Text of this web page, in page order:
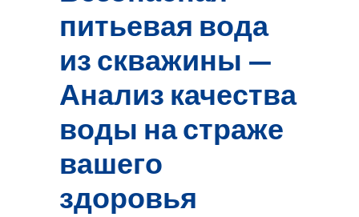
питьевая вода
из скважины —
Анализ качества
воды на страже
вашего
здоровья